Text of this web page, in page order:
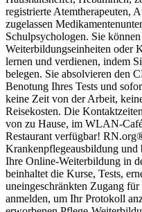
registrierte Atemtherapeuten,
zugelassen
Schulpsychologen. Sie
Weiterbildungseinheiten oder
lernen und verdienen, indem
belegen. Sie absolvieren den
Benotung Ihres Tests und
keine Zeit von der Arbeit,
Reisekosten. Die
von zu Hause, im WLAN-
Restaurant verfügbar!
Krankenpflegeausbildung
Ihre Online-Weiterbildung in
beinhaltet die Kurse, Tests,
uneingeschränkten Zugang
anmelden, um Ihr Protokoll